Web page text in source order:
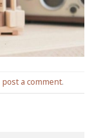
post a comment.